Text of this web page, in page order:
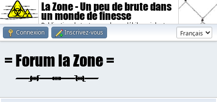
La Zone - Un peu de brute dans
un monde de finesse
Publication de textes sombres, débiles, violents.
Connexion
Inscrivez-vous